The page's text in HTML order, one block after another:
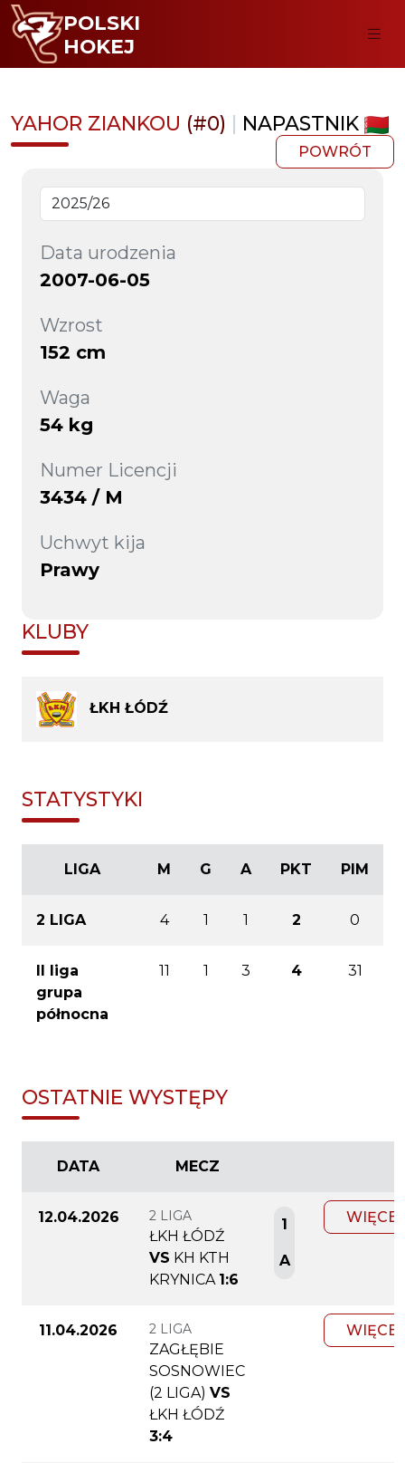
POLSKI
HOKEJ
YAHOR ZIANKOU (#0) | NAPASTNIK
POWRÓT
Data urodzenia
2007-06-05
Wzrost
152 cm
Waga
54 kg
Numer Licencji
3434 / M
Uchwyt kija
Prawy
KLUBY
ŁKH ŁÓDŹ
STATYSTYKI
LIGA M G A PKT PIM
2 LIGA 4 1 1 2 0
II liga
grupa
północna
11 1 3 4 31
OSTATNIE WYSTĘPY
DATA MECZ
12.04.2026 2 LIGA
ŁKH ŁÓDŹ
VS KH KTH
KRYNICA 1:6
1
A
WIĘCEJ
11.04.2026 2 LIGA
ZAGŁĘBIE
SOSNOWIEC
(2 LIGA) VS
ŁKH ŁÓDŹ
3:4
WIĘCEJ